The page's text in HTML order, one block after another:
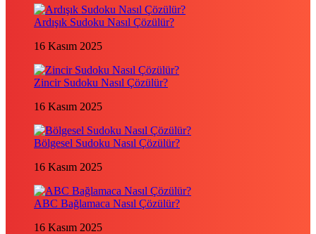
Ardışık Sudoku Nasıl Çözülür?
16 Kasım 2025
Zincir Sudoku Nasıl Çözülür?
16 Kasım 2025
Bölgesel Sudoku Nasıl Çözülür?
16 Kasım 2025
ABC Bağlamaca Nasıl Çözülür?
16 Kasım 2025